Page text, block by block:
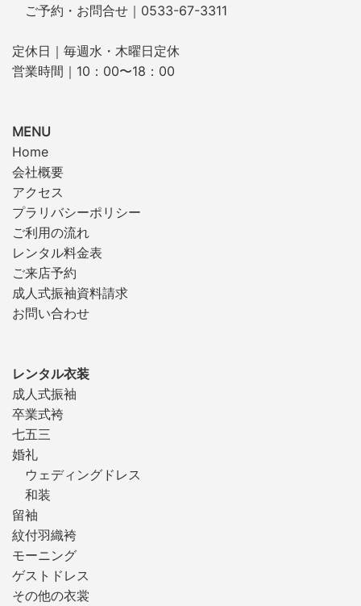
ご予約・お問合せ｜0533-67-3311
定休日｜毎週水・木曜日定休
営業時間｜10：00〜18：00
MENU
Home
会社概要
アクセス
プラリバシーポリシー
ご利用の流れ
レンタル料金表
ご来店予約
成人式振袖資料請求
お問い合わせ
レンタル衣装
成人式振袖
卒業式袴
七五三
婚礼
ウェディングドレス
和装
留袖
紋付羽織袴
モーニング
ゲストドレス
その他の衣裳